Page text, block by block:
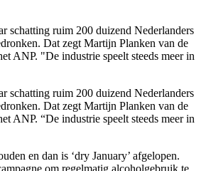
schatting ruim 200 duizend Nederlanders
Dat zegt Martijn Planken van de
ANP. "De industrie speelt steeds meer in
schatting ruim 200 duizend Nederlanders
Dat zegt Martijn Planken van de
ANP. “De industrie speelt steeds meer in
en dan is ‘dry January’ afgelopen.
om regelmatig alcoholgebruik te